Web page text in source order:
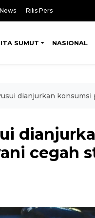
Rilis Pers
SUMUT NASIONAL
dianjurkan
cegah